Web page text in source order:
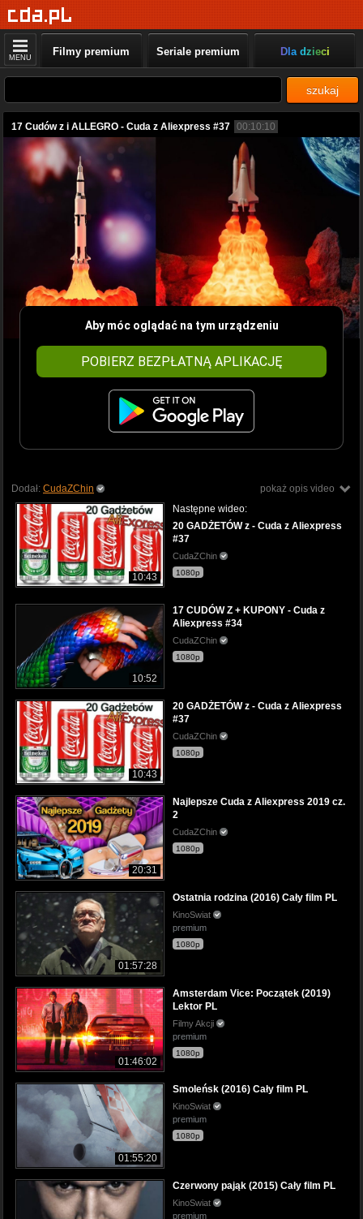
MENU Filmy premium Seriale premium Dla dzieci
szukaj
17 Cudów z i ALLEGRO - Cuda z Aliexpress #37 00:10:10
Aby móc oglądać na tym urządzeniu
POBIERZ BEZPŁATNĄ APLIKACJĘ
pokaż opis video
Dodał: CudaZChin
10:43
Następne wideo:
20 GADŻETÓW z - Cuda z Aliexpress
#37
CudaZChin
1080p
10:52
17 CUDÓW Z + KUPONY - Cuda z
Aliexpress #34
CudaZChin
1080p
10:43
20 GADŻETÓW z - Cuda z Aliexpress
#37
CudaZChin
1080p
20:31
Najlepsze Cuda z Aliexpress 2019 cz.
2
CudaZChin
1080p
01:57:28
Ostatnia rodzina (2016) Cały film PL
KinoSwiat
premium
1080p
01:46:02
Amsterdam Vice: Początek (2019)
Lektor PL
Filmy Akcji
premium
1080p
01:55:20
Smoleńsk (2016) Cały film PL
KinoSwiat
premium
1080p
Czerwony pająk (2015) Cały film PL
KinoSwiat
premium